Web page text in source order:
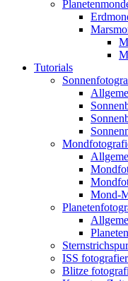
Tutorials
Mond-
ISS
Blitze